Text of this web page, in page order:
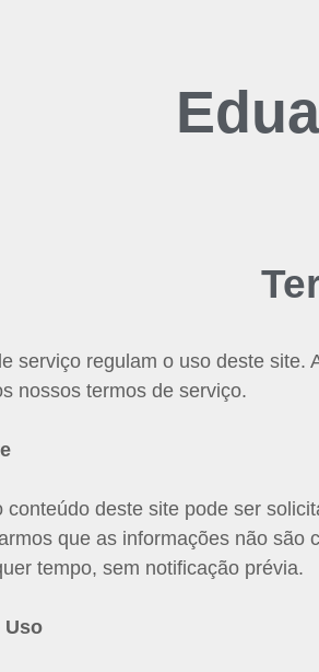
serviço regulam o uso deste
nossos termos de serviço.
conteúdo deste site pode ser
que as informações não são
tempo, sem notificação prévia.
Uso